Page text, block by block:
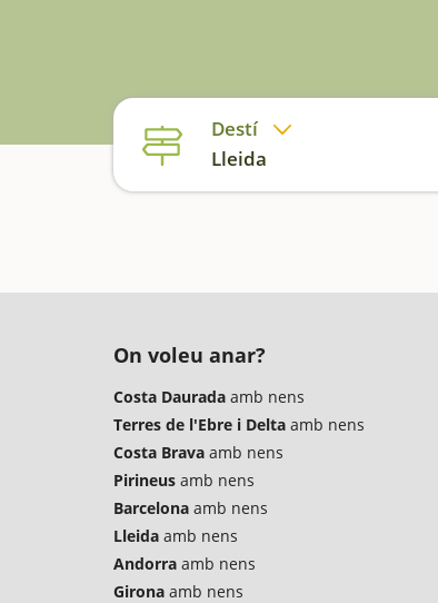
Destí
Lleida
On voleu anar?
Costa Daurada amb nens
Terres de l'Ebre i Delta amb nens
Costa Brava amb nens
Pirineus amb nens
Barcelona amb nens
Lleida amb nens
Andorra amb nens
Girona amb nens